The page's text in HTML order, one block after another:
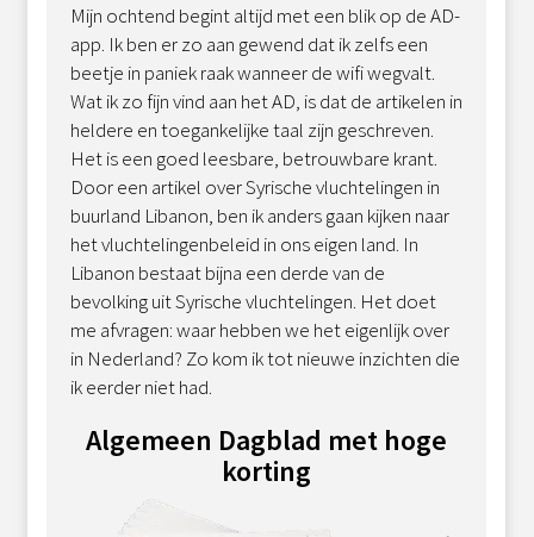
Mijn ochtend begint altijd met een blik op de AD-
app. Ik ben er zo aan gewend dat ik zelfs een
beetje in paniek raak wanneer de wifi wegvalt.
Wat ik zo fijn vind aan het AD, is dat de artikelen in
heldere en toegankelijke taal zijn geschreven.
Het is een goed leesbare, betrouwbare krant.
Door een artikel over Syrische vluchtelingen in
buurland Libanon, ben ik anders gaan kijken naar
het vluchtelingenbeleid in ons eigen land. In
Libanon bestaat bijna een derde van de
bevolking uit Syrische vluchtelingen. Het doet
me afvragen: waar hebben we het eigenlijk over
in Nederland? Zo kom ik tot nieuwe inzichten die
ik eerder niet had.
Algemeen Dagblad met hoge
korting